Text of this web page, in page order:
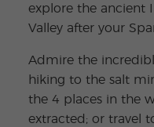
explore the ancient
Valley after your
Admire the
hiking to the salt
the 4 places in the
extracted; or travel